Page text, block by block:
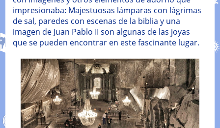
impresionaba: Majestuosas lámparas con lágrimas
de sal, paredes con escenas de la biblia y una
imagen de Juan Pablo II son algunas de las joyas
que se pueden encontrar en este fascinante lugar.